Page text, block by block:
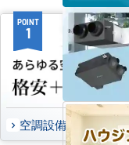
POINT
1
空調設備のご提案に